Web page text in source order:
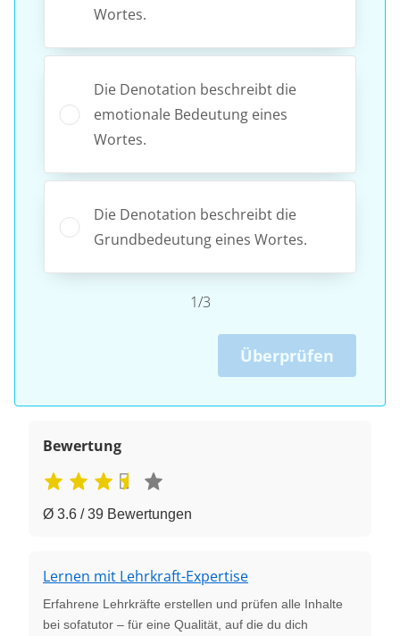
Wortes.
Die Denotation beschreibt die
emotionale Bedeutung eines
Wortes.
Die Denotation beschreibt die
Grundbedeutung eines Wortes.
1/3
Überprüfen
Bewertung
Ø 3.6 / 39 Bewertungen
Lernen mit Lehrkraft-Expertise
Erfahrene Lehrkräfte erstellen und prüfen alle Inhalte
bei sofatutor – für eine Qualität, auf die du dich